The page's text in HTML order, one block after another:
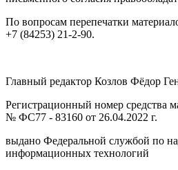
По вопросам перепечатки
+7 (84253) 21-2-90.
Главный редактор Козлов Фёдор
Регистрационный номер средства
№ ФС77 - 83160 от 26.04.2022 г.
выдано Федеральной службой по
информационных технологий